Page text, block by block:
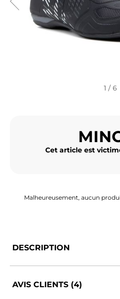
ACCESSOIRES
BAGAGERIE MOTO
SPORTSWEAR
CARTES CADEAUX
FR | EUR € —
CONSEILS
1 / 6
Cet article est
Malheureusement, aucun
DESCRIPTION
AVIS CLIENTS (4)